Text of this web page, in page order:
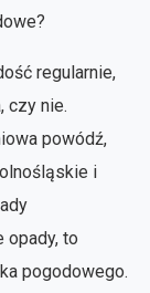
regularnie,
czy nie.
powódź,
i
opady, to
pogodowego.